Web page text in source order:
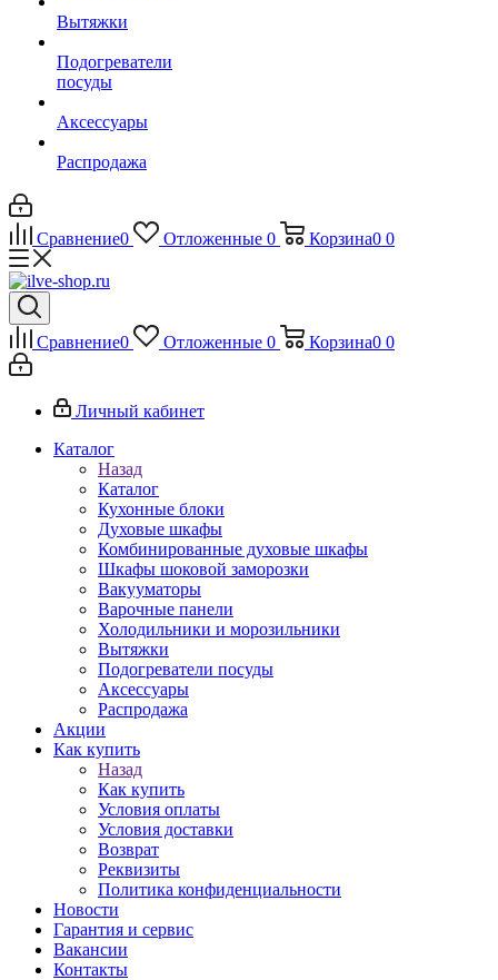
Вытяжки
Подогреватели
посуды
Аксессуары
Распродажа
Сравнение0 Отложенные 0 Корзина0 0
Сравнение0 Отложенные 0 Корзина0 0
Личный кабинет
Каталог
Назад
Каталог
Кухонные блоки
Духовые шкафы
Комбинированные духовые шкафы
Шкафы шоковой заморозки
Вакууматоры
Варочные панели
Холодильники и морозильники
Вытяжки
Подогреватели посуды
Аксессуары
Распродажа
Акции
Как купить
Назад
Как купить
Условия оплаты
Условия доставки
Возврат
Реквизиты
Политика конфиденциальности
Новости
Гарантия и сервис
Вакансии
Контакты